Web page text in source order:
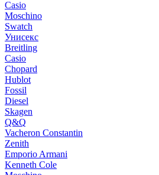
Casio
Moschino
Swatch
Унисекс
Breitling
Casio
Chopard
Hublot
Fossil
Diesel
Skagen
Q&Q
Vacheron Constantin
Zenith
Emporio Armani
Kenneth Cole